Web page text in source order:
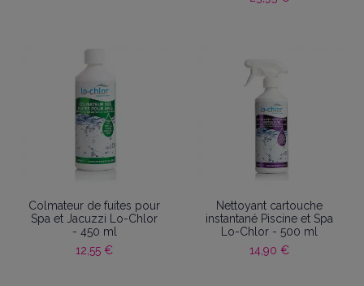
Colmateur de fuites pour
Spa et Jacuzzi Lo-Chlor
- 450 ml
12,55 €
Nettoyant cartouche
instantané Piscine et Spa
Lo-Chlor - 500 ml
14,90 €